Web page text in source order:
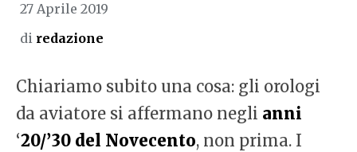
27 Aprile 2019
di redazione
Chiariamo subito una cosa: gli orologi
da aviatore si affermano negli anni
‘20/’30 del Novecento, non prima. I